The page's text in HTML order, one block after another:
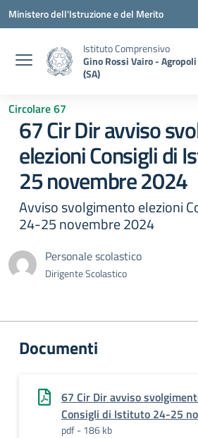
Vai ai contenuti
Vai al menu di navigazione
Vai al footer
Ministero dell'Istruzione e del Merito
Istituto Comprensivo
Gino Rossi Vairo - Agropoli
(SA)
Circolare 67
67 Cir Dir avviso
elezioni Consigli di
25 novembre 2024
Avviso svolgimento elezioni
24-25 novembre 2024
Personale scolastico
Dirigente Scolastico
Documenti
67 Cir Dir avviso
Consigli di Istituto 24-25
pdf - 186 kb